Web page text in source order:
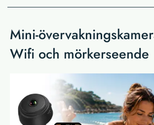
Mini-
Wifi och mörkerseende